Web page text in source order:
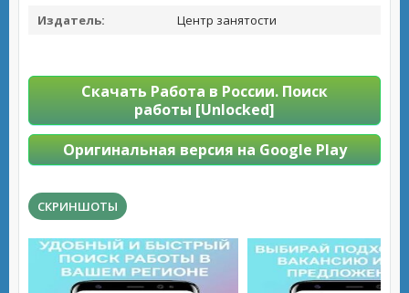
Издатель:
Центр занятости
Скачать Работа в России. Поиск
работы [Unlocked]
Оригинальная версия на Google Play
СКРИНШОТЫ